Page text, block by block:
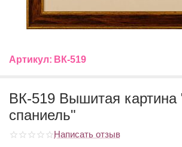
Артикул: ВК-519
ВК-519 Вышитая картина
спаниель"
Написать отзыв